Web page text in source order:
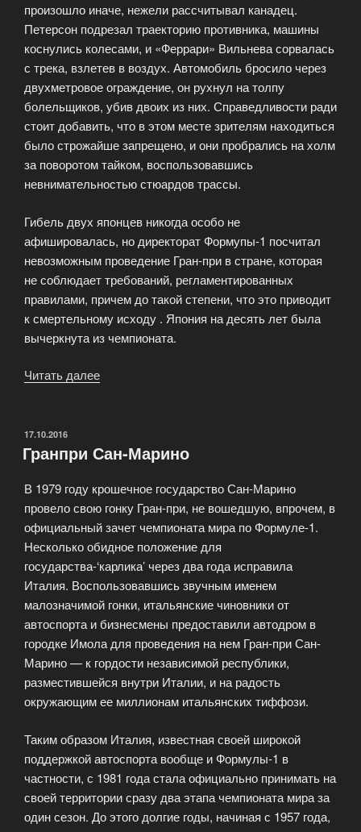
произошло иначе, нежели рассчитывал канадец.
Петерсон подрезал траекторию противника, машины
коснулись колесами, и «Феррари» Вильнева сорвалась
с трека, взлетев в воздух. Автомобиль бросило через
двухметровое ограждение, он рухнул на толпу
болельщиков, убив двоих из них. Справедливости ради
стоит добавить, что в этом месте зрителям находиться
было строжайше запрещено, и они пробрались на холм
за поворотом тайком, воспользовавшись
невнимательностью стюардов трассы.
Гибель двух японцев никогда особо не
афишировалась, но директорат Формупы-1 посчитал
невозможным проведение Гран-при в стране, которая
не соблюдает требований, регламентированных
правилами, причем до такой степени, что это приводит
к смертельному исходу . Япония на десять лет была
вычеркнута из чемпионата.
Читать далее
ОПУБЛИКОВАНО
17.10.2016
Гранпри Сан-Марино
В 1979 году крошечное государство Сан-Марино
провело свою гонку Гран-при, не вошедшую, впрочем, в
официальный зачет чемпионата мира по Формуле-1.
Несколько обидное положение для
государства-‘карлика’ через два года исправила
Италия. Воспользовавшись звучным именем
малозначимой гонки, итальянские чиновники от
автоспорта и бизнесмены предоставили автодром в
городке Имола для проведения на нем Гран-при Сан-
Марино — к гордости независимой республики,
разместившейся внутри Италии, и на радость
окружающим ее миллионам итальянских тиффози.
Таким образом Италия, известная своей широкой
поддержкой автоспорта вообще и Формулы-1 в
частности, с 1981 года стала официально принимать на
своей территории сразу два этапа чемпионата мира за
один сезон. До этого долгие годы, начиная с 1957 года,